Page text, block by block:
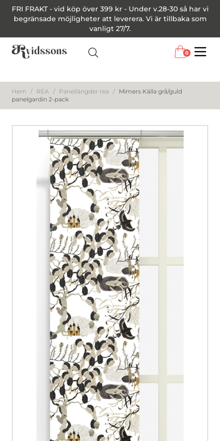
FRI FRAKT - vid köp över 399 kr - Under v.28-30 så har vi
begränsade möjligheter att leverera. Vi är tillbaka som
vanligt 27/7.
0
Hem / REA / Panellängder rea / Mimers Källa grå/guld
panelgardin 2-pack